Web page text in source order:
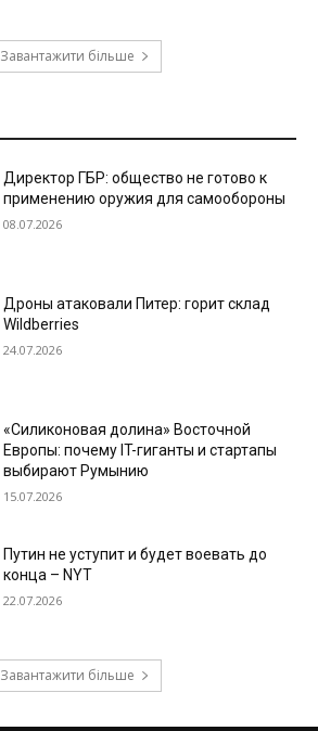
Завантажити більше
Директор ГБР: общество не готово к
применению оружия для самообороны
08.07.2026
Дроны атаковали Питер: горит склад
Wildberries
24.07.2026
«Силиконовая долина» Восточной
Европы: почему IT-гиганты и стартапы
выбирают Румынию
15.07.2026
Путин не уступит и будет воевать до
конца – NYT
22.07.2026
Завантажити більше